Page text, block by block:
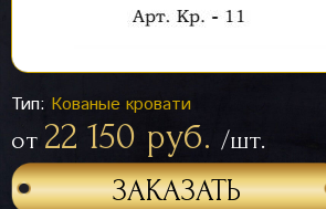
Тип: Кованые кровати
от 22 150 руб. /шт.
ЗАКАЗАТЬ